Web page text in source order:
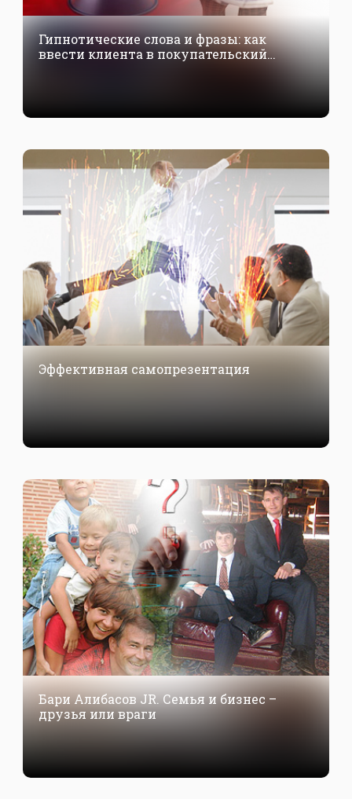
Гипнотические слова и фразы: как
ввести клиента в покупательский
Эффективная самопрезентация
Бари Алибасов JR. Семья и бизнес –
друзья или враги